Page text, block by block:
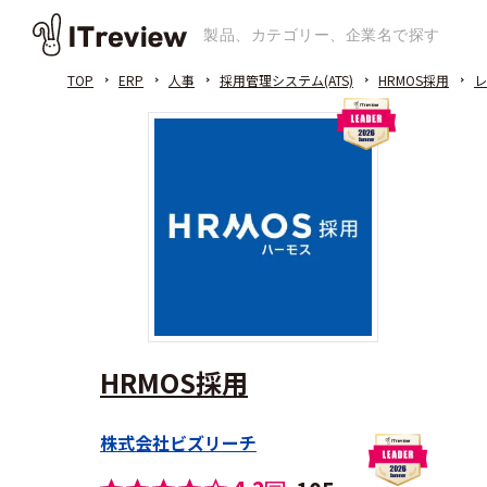
TOP ERP 人事 採用管理システム(ATS) HRMOS採用
HRMOS採用
株式会社ビズリーチ